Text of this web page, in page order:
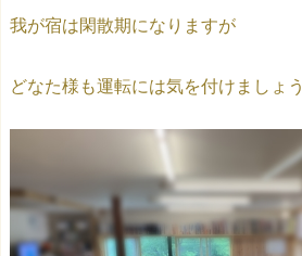
我が宿は閑散期になりますが
どなた様も運転には気を付けましょう